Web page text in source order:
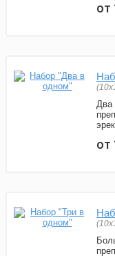
от
Два
от